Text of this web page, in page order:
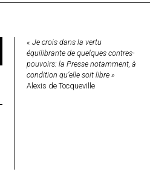
« Je crois dans la vertu
équilibrante de quelques contres-
pouvoirs: la Presse notamment, à
condition qu’elle soit libre »
Alexis de Tocqueville